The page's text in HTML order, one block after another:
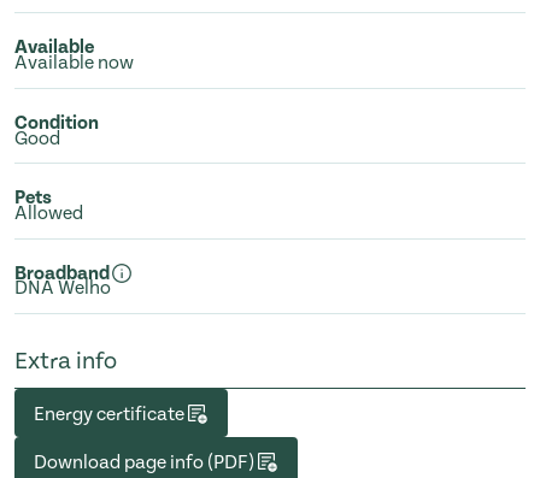
Available
Available now
Condition
Good
Pets
Allowed
Broadband
DNA Welho
Extra info
Energy certificate
Download page info (PDF)